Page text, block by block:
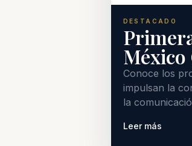
DESTACADO
Conoce los
impulsan la
la
Leer más